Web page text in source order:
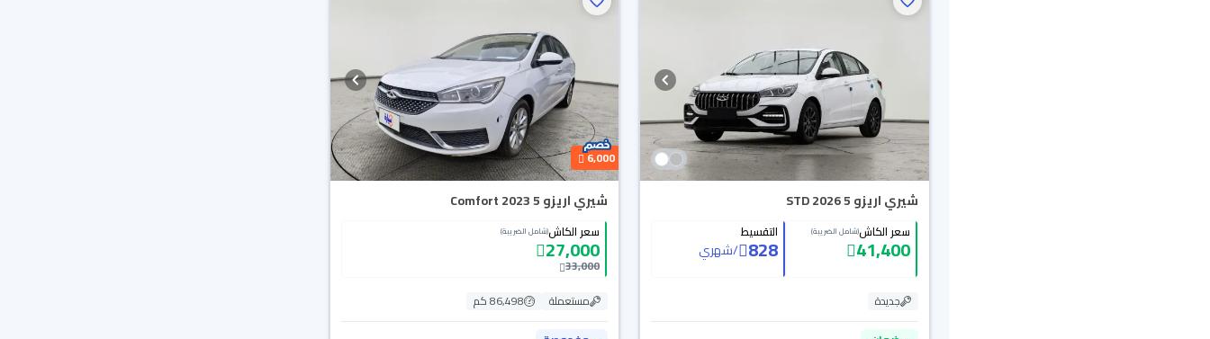
شيري اريزو 5 STD 2026
سعر الكاش(شامل الضريبة)
41,400
التقسيط
828
/شهري
جديدة
6,000
شيري اريزو 5 Comfort 2023
سعر الكاش(شامل الضريبة)
27,000
33,000
مستعملة
86,498 كم